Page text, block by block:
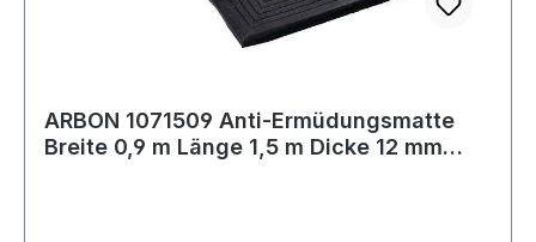
ARBON 1071509 Anti-Ermüdungsmatte
Breite 0,9 m Länge 1,5 m Dicke 12 mm